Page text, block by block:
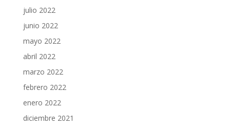
julio 2022
junio 2022
mayo 2022
abril 2022
marzo 2022
febrero 2022
enero 2022
diciembre 2021